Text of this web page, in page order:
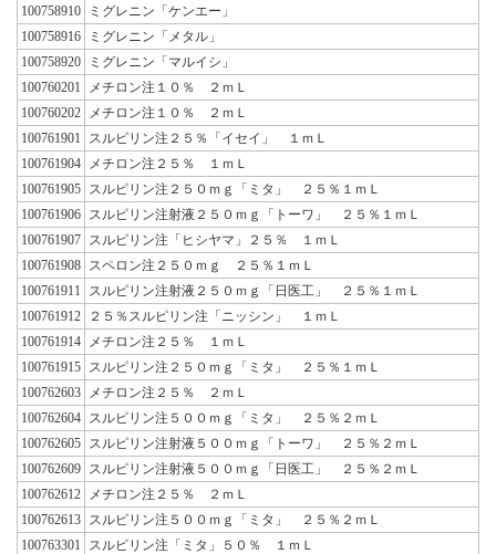
100758910
ミグレニン「ケンエー」
100758916
ミグレニン「メタル」
100758920
ミグレニン「マルイシ」
100760201
メチロン注１０％ ２ｍＬ
100760202
メチロン注１０％ ２ｍＬ
100761901
スルピリン注２５％「イセイ」 １ｍＬ
100761904
メチロン注２５％ １ｍＬ
100761905
スルピリン注２５０ｍｇ「ミタ」 ２５％１ｍＬ
100761906
スルピリン注射液２５０ｍｇ「トーワ」 ２５％１ｍＬ
100761907
スルピリン注「ヒシヤマ」２５％ １ｍＬ
100761908
スペロン注２５０ｍｇ ２５％１ｍＬ
100761911
スルピリン注射液２５０ｍｇ「日医工」 ２５％１ｍＬ
100761912
２５％スルピリン注「ニッシン」 １ｍＬ
100761914
メチロン注２５％ １ｍＬ
100761915
スルピリン注２５０ｍｇ「ミタ」 ２５％１ｍＬ
100762603
メチロン注２５％ ２ｍＬ
100762604
スルピリン注５００ｍｇ「ミタ」 ２５％２ｍＬ
100762605
スルピリン注射液５００ｍｇ「トーワ」 ２５％２ｍＬ
100762609
スルピリン注射液５００ｍｇ「日医工」 ２５％２ｍＬ
100762612
メチロン注２５％ ２ｍＬ
100762613
スルピリン注５００ｍｇ「ミタ」 ２５％２ｍＬ
100763301
スルピリン注「ミタ」５０％ １ｍＬ